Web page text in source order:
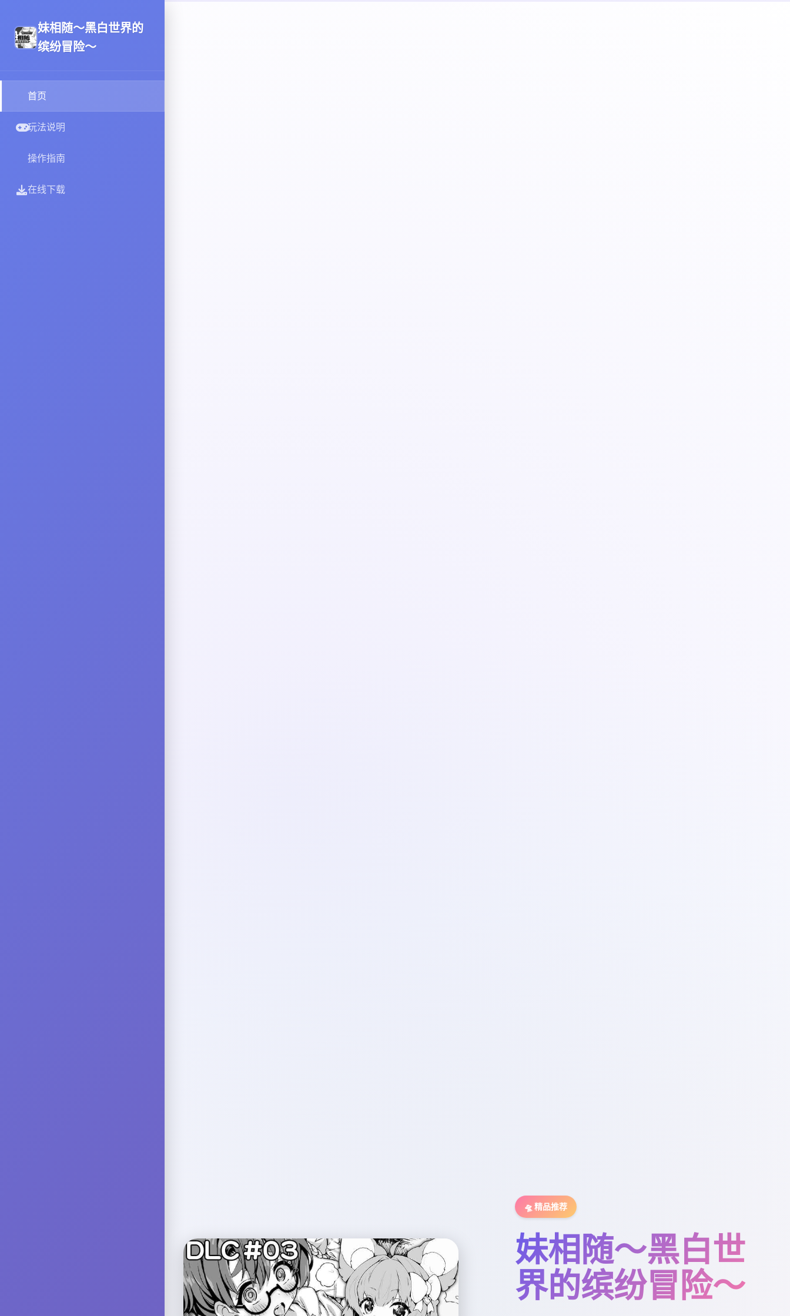
妹相随～黑白世界的
缤纷冒险～
首页
玩法说明
操作指南
在线下载
🛸 精品推荐
妹相随～黑白世
界的缤纷冒险～